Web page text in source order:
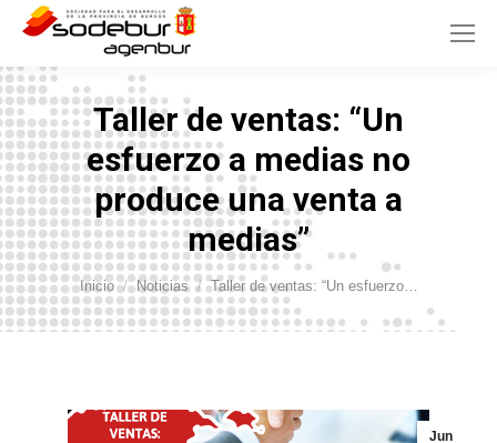
Taller de ventas: “Un
esfuerzo a medias no
produce una venta a
medias”
Estás aquí:
Inicio Noticias Taller de ventas: “Un esfuerzo…
Jun